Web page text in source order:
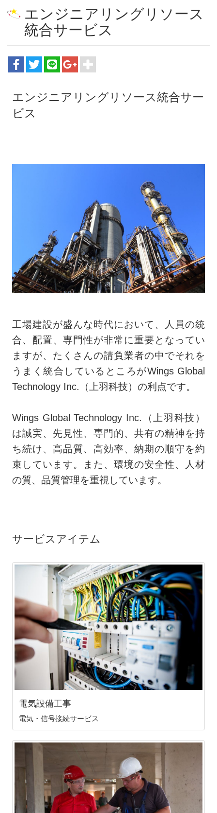
エンジニアリングリソース
統合サービス
エンジニアリングリソース統合サー
ビス
工場建設が盛んな時代において、人員の統
合、配置、専門性が非常に重要となってい
ますが、たくさんの請負業者の中でそれを
うまく統合しているところがWings Global
Technology Inc.（上羽科技）の利点です。
Wings Global Technology Inc.（上羽科技）
は誠実、先見性、専門的、共有の精神を持
ち続け、高品質、高効率、納期の順守を約
束しています。また、環境の安全性、人材
の質、品質管理を重視しています。
サービスアイテム
電気設備工事
電気・信号接続サービス